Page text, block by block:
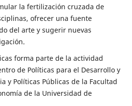
la fertilización cruzada de
ofrecer una fuente
del arte y sugerir nuevas
forma parte de la actividad
de Políticas para el Desarrollo y
y Políticas Públicas de la Facultad
de la Universidad de